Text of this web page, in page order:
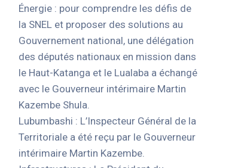
Énergie : pour comprendre les défis de
la SNEL et proposer des solutions au
Gouvernement national, une délégation
des députés nationaux en mission dans
le Haut-Katanga et le Lualaba a échangé
avec le Gouverneur intérimaire Martin
Kazembe Shula.
Lubumbashi : L’Inspecteur Général de la
Territoriale a été reçu par le Gouverneur
intérimaire Martin Kazembe.